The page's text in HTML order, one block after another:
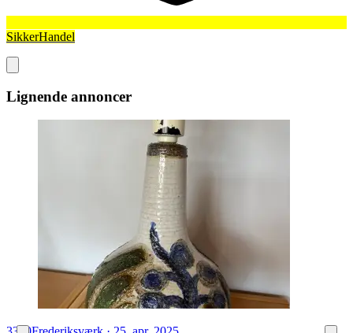
SikkerHandel
Lignende annoncer